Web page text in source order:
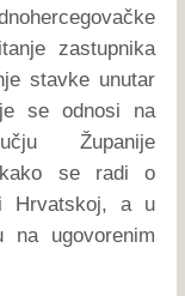
zastupnika
stavke unutar
se odnosi na
Županije
kako se radi o
Hrvatskoj, a u
na ugovorenim